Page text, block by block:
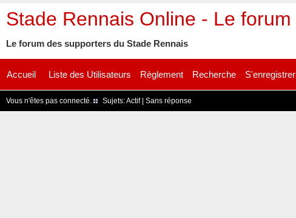
Stade Rennais Online - Le forum
Le forum des supporters du Stade Rennais
Accueil Liste des Utilisateurs Règlement Recherche S'enregistrer
Vous n'êtes pas connecté. Sujets:Actif| Sans réponse